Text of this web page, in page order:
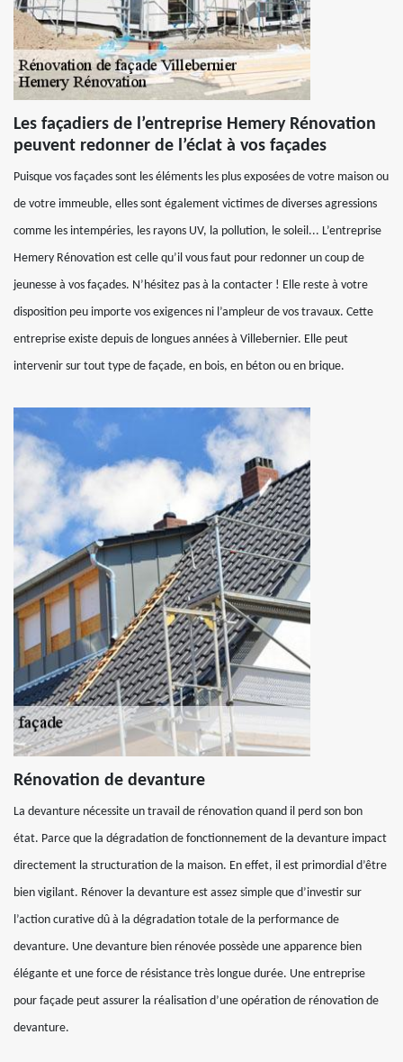
Les façadiers de l’entreprise Hemery Rénovation
peuvent redonner de l’éclat à vos façades
Puisque vos façades sont les éléments les plus exposées de votre maison ou
de votre immeuble, elles sont également victimes de diverses agressions
comme les intempéries, les rayons UV, la pollution, le soleil... L’entreprise
Hemery Rénovation est celle qu’il vous faut pour redonner un coup de
jeunesse à vos façades. N’hésitez pas à la contacter ! Elle reste à votre
disposition peu importe vos exigences ni l’ampleur de vos travaux. Cette
entreprise existe depuis de longues années à Villebernier. Elle peut
intervenir sur tout type de façade, en bois, en béton ou en brique.
Rénovation de devanture
La devanture nécessite un travail de rénovation quand il perd son bon
état. Parce que la dégradation de fonctionnement de la devanture impact
directement la structuration de la maison. En effet, il est primordial d’être
bien vigilant. Rénover la devanture est assez simple que d’investir sur
l’action curative dû à la dégradation totale de la performance de
devanture. Une devanture bien rénovée possède une apparence bien
élégante et une force de résistance très longue durée. Une entreprise
pour façade peut assurer la réalisation d’une opération de rénovation de
devanture.